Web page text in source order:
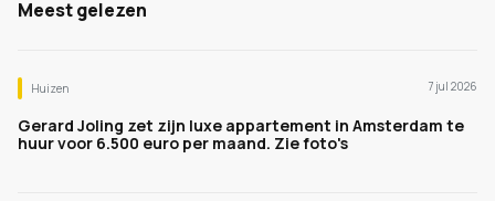
Meest gelezen
Huizen 7 jul 2026
Gerard Joling zet zijn luxe appartement in Amsterdam te
huur voor 6.500 euro per maand. Zie foto's